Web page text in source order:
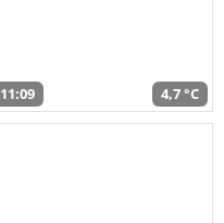
11:09 4,7 °C